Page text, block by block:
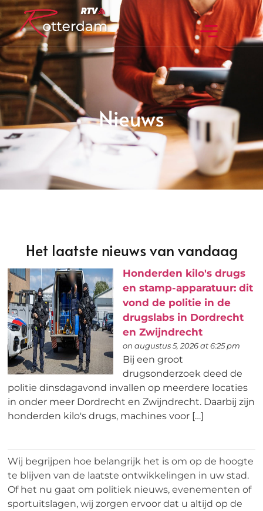
Nieuws
Het laatste nieuws van vandaag
Honderden kilo's drugs
en stamp-apparatuur: dit
vond de politie in de
drugslabs in Dordrecht
en Zwijndrecht
on augustus 5, 2026 at 6:25 pm
Bij een groot
drugsonderzoek deed de
politie dinsdagavond invallen op meerdere locaties
in onder meer Dordrecht en Zwijndrecht. Daarbij zijn
honderden kilo's drugs, machines voor […]
Wij begrijpen hoe belangrijk het is om op de hoogte
te blijven van de laatste ontwikkelingen in uw stad.
Of het nu gaat om politiek nieuws, evenementen of
sportuitslagen, wij zorgen ervoor dat u altijd op de